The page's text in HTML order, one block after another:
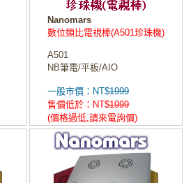
Nanomars
數位類比電視棒(A501珍珠機)
A501
NB筆電/平板/AIO
一般市價：NT$1999
售價低於：NT$1999
(價格過低,請來電詢價)